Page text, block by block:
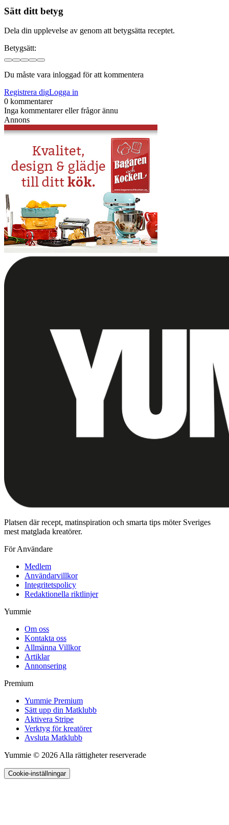
Sätt ditt betyg
Dela din upplevelse av genom att betygsätta receptet.
Betygsätt:
Du måste vara inloggad för att kommentera
Registrera digLogga in
0 kommentarer
Inga kommentarer eller frågor ännu
Annons
Platsen där recept, matinspiration och smarta tips möter Sveriges
mest matglada kreatörer.
För Användare
Medlem
Användarvillkor
Integritetspolicy
Redaktionella riktlinjer
Yummie
Om oss
Kontakta oss
Allmänna Villkor
Artiklar
Annonsering
Premium
Yummie Premium
Sätt upp din Matklubb
Aktivera Stripe
Verktyg för kreatörer
Avsluta Matklubb
Yummie © 2026 Alla rättigheter reserverade
Cookie-inställningar